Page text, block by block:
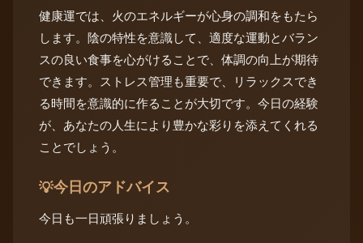
健康運では、火のエネルギーが心身の調和をもたら
します。陰の特性を意識して、適度な運動とバラン
スの良い食事を心がけることで、体調の向上が期待
できます。ストレス管理も重要で、リラックスでき
る時間を意識的に作ることが大切です。今日の経験
が、あなたの人生により豊かな彩りを添えてくれる
ことでしょう。
💡今日のアドバイス
今日も一日頑張りましょう。